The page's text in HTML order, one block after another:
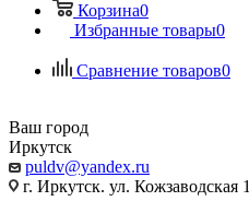
Корзина0
Избранные товары0
Сравнение товаров0
Ваш город
Иркутск
puldv@yandex.ru
г. Иркутск. ул. Кожзаводская 1